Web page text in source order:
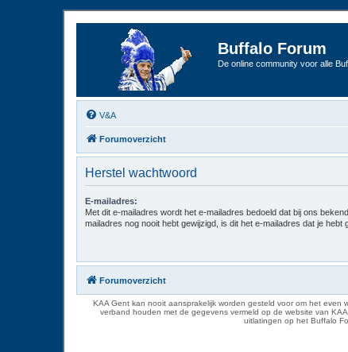
Buffalo Forum
De online community voor alle
V&A
Forumoverzicht
Herstel wachtwoord
E-mailadres:
Met dit e-mailadres wordt het e-mailadres bedoeld dat bij ons
mailadres nog nooit hebt gewijzigd, is dit het e-mailadres dat je hebt
Forumoverzicht
KAA Gent kan nooit aansprakelijk worden gesteld voor om het
verband houden met de gegevens vermeld op de website van
uitlatingen op het Buffalo